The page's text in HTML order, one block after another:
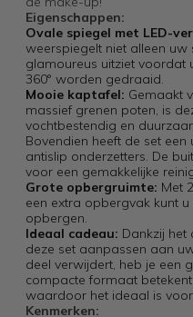
Eigenschappen:
Ovale spiegel met LED-
weerspiegelt niet alleen
glamoureus uitziet voordat
360° worden gedraaid.
Mooie kaptafel: Gemaakt
massief grenen poten, is
vochtbestendig en
Bovendien heeft de set
antislip onderzetters. De
voor een gemakkelijke
Grote opbergruimte: Met
een extra opbergvak kunt
opbergen.
Ideaal cadeau: Dankzij
deze set aanpassen aan
deel verwijdert, heb je een
compacte formaat
waardoor het ideaal is
Kenmerken: